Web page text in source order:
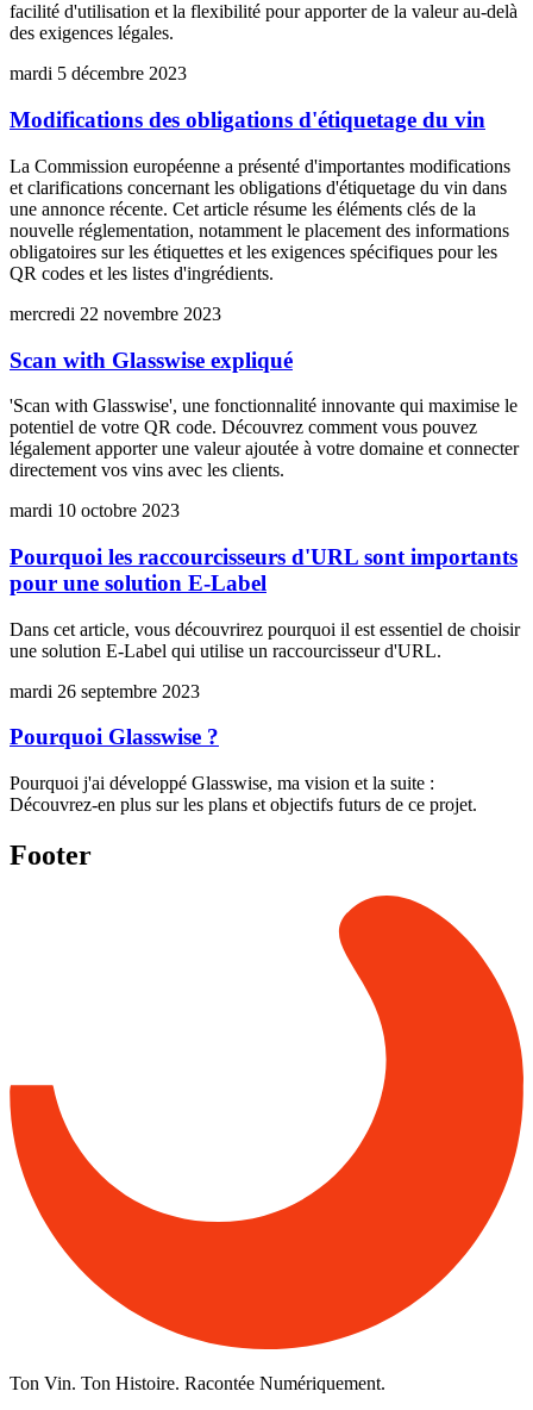
facilité d'utilisation et la flexibilité pour apporter de la valeur au-delà
des exigences légales.
mardi 5 décembre 2023
Modifications des obligations d'étiquetage du vin
La Commission européenne a présenté d'importantes modifications
et clarifications concernant les obligations d'étiquetage du vin dans
une annonce récente. Cet article résume les éléments clés de la
nouvelle réglementation, notamment le placement des informations
obligatoires sur les étiquettes et les exigences spécifiques pour les
QR codes et les listes d'ingrédients.
mercredi 22 novembre 2023
Scan with Glasswise expliqué
'Scan with Glasswise', une fonctionnalité innovante qui maximise le
potentiel de votre QR code. Découvrez comment vous pouvez
légalement apporter une valeur ajoutée à votre domaine et connecter
directement vos vins avec les clients.
mardi 10 octobre 2023
Pourquoi les raccourcisseurs d'URL sont importants
pour une solution E-Label
Dans cet article, vous découvrirez pourquoi il est essentiel de choisir
une solution E-Label qui utilise un raccourcisseur d'URL.
mardi 26 septembre 2023
Pourquoi Glasswise ?
Pourquoi j'ai développé Glasswise, ma vision et la suite :
Découvrez-en plus sur les plans et objectifs futurs de ce projet.
Footer
Ton Vin. Ton Histoire. Racontée Numériquement.